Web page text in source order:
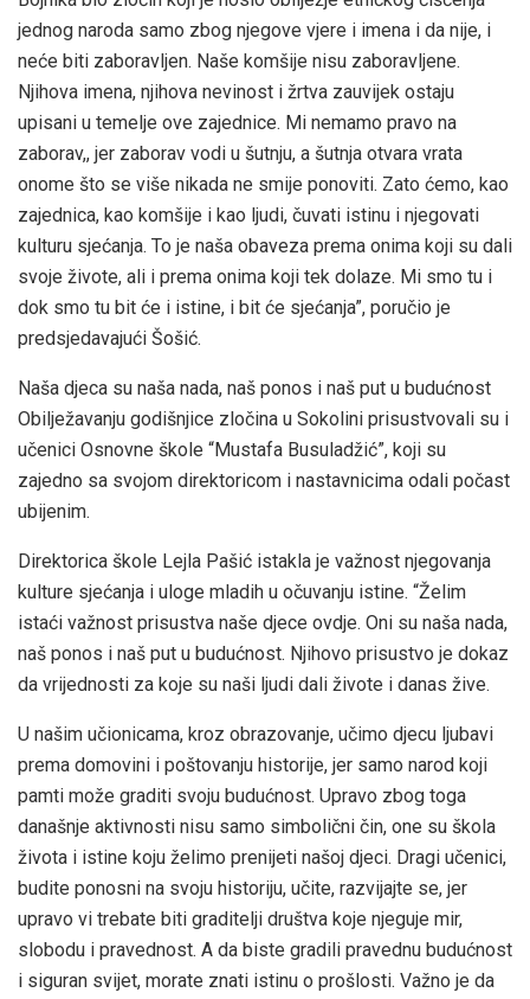
jednog naroda samo zbog njegove vjere i imena i da nije, i
neće biti zaboravljen. Naše komšije nisu zaboravljene.
Njihova imena, njihova nevinost i žrtva zauvijek ostaju
upisani u temelje ove zajednice. Mi nemamo pravo na
zaborav,, jer zaborav vodi u šutnju, a šutnja otvara vrata
onome što se više nikada ne smije ponoviti. Zato ćemo, kao
zajednica, kao komšije i kao ljudi, čuvati istinu i njegovati
kulturu sjećanja. To je naša obaveza prema onima koji su dali
svoje živote, ali i prema onima koji tek dolaze. Mi smo tu i
dok smo tu bit će i istine, i bit će sjećanja”, poručio je
predsjedavajući Šošić.
Naša djeca su naša nada, naš ponos i naš put u budućnost
Obilježavanju godišnjice zločina u Sokolini prisustvovali su i
učenici Osnovne škole “Mustafa Busuladžić”, koji su
zajedno sa svojom direktoricom i nastavnicima odali počast
ubijenim.
Direktorica škole Lejla Pašić istakla je važnost njegovanja
kulture sjećanja i uloge mladih u očuvanju istine. “Želim
istaći važnost prisustva naše djece ovdje. Oni su naša nada,
naš ponos i naš put u budućnost. Njihovo prisustvo je dokaz
da vrijednosti za koje su naši ljudi dali živote i danas žive.
U našim učionicama, kroz obrazovanje, učimo djecu ljubavi
prema domovini i poštovanju historije, jer samo narod koji
pamti može graditi svoju budućnost. Upravo zbog toga
današnje aktivnosti nisu samo simbolični čin, one su škola
života i istine koju želimo prenijeti našoj djeci. Dragi učenici,
budite ponosni na svoju historiju, učite, razvijajte se, jer
upravo vi trebate biti graditelji društva koje njeguje mir,
slobodu i pravednost. A da biste gradili pravednu budućnost
i siguran svijet, morate znati istinu o prošlosti. Važno je da